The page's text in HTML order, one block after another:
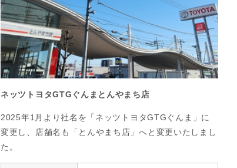
ネッツトヨタGTGぐんまとんやまち店
2025年1月より社名を「ネッツトヨタGTGぐんま」に
変更し、店舗名も「とんやまち店」へと変更いたしまし
た。